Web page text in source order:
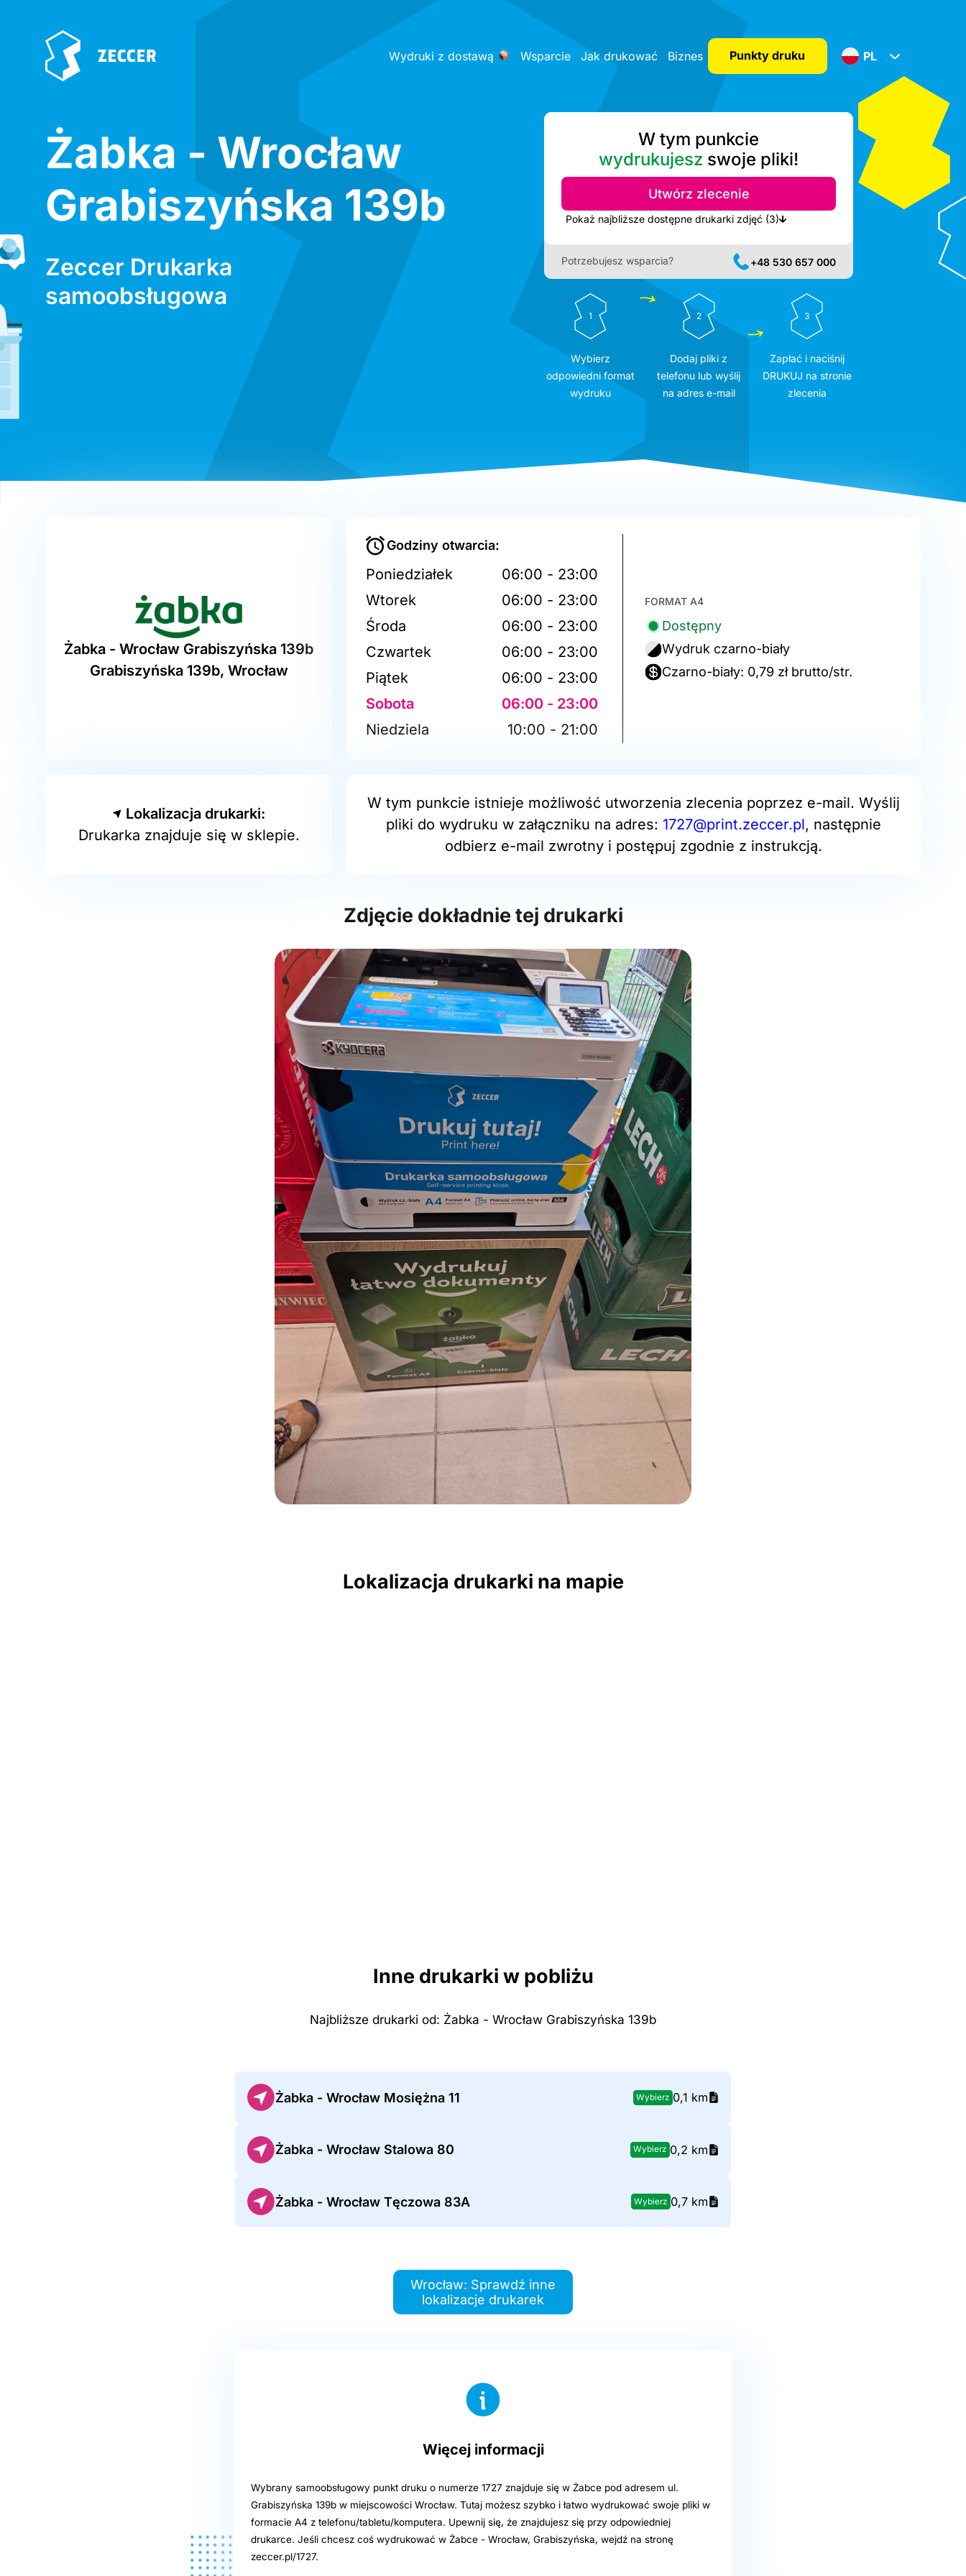
Wydruki z dostawą Wsparcie Jak drukować Biznes Punkty druku PL
Żabka - Wrocław
Grabiszyńska 139b
Zeccer Drukarka
samoobsługowa
W tym punkcie
wydrukujesz swoje pliki!
Utwórz zlecenie
Pokaż najbliższe dostępne drukarki zdjęć (3)
Potrzebujesz wsparcia? +48 530 657 000
1
Wybierz
odpowiedni format
wydruku
2
Dodaj pliki z
telefonu lub wyślij
na adres e-mail
3
Zapłać i naciśnij
DRUKUJ na stronie
zlecenia
Żabka - Wrocław Grabiszyńska 139b
Grabiszyńska 139b, Wrocław
Godziny otwarcia:
Poniedziałek
06:00 - 23:00
Wtorek
06:00 - 23:00
Środa
06:00 - 23:00
Czwartek
06:00 - 23:00
Piątek
06:00 - 23:00
Sobota
06:00 - 23:00
Niedziela
10:00 - 21:00
FORMAT A4
Dostępny
Wydruk czarno-biały
Czarno-biały: 0,79 zł brutto/str.
Lokalizacja drukarki:
Drukarka znajduje się w sklepie.
W tym punkcie istnieje możliwość utworzenia zlecenia poprzez e-mail. Wyślij
pliki do wydruku w załączniku na adres: 1727@print.zeccer.pl, następnie
odbierz e-mail zwrotny i postępuj zgodnie z instrukcją.
Zdjęcie dokładnie tej drukarki
Lokalizacja drukarki na mapie
Inne drukarki w pobliżu
Najbliższe drukarki od: Żabka - Wrocław Grabiszyńska 139b
Żabka - Wrocław Mosiężna 11 Wybierz 0,1 km
Żabka - Wrocław Stalowa 80 Wybierz 0,2 km
Żabka - Wrocław Tęczowa 83A Wybierz 0,7 km
Wrocław: Sprawdź inne
lokalizacje drukarek
Więcej informacji
Wybrany samoobsługowy punkt druku o numerze 1727 znajduje się w Żabce pod adresem ul.
Grabiszyńska 139b w miejscowości Wrocław. Tutaj możesz szybko i łatwo wydrukować swoje pliki w
formacie A4 z telefonu/tabletu/komputera. Upewnij się, że znajdujesz się przy odpowiedniej
drukarce. Jeśli chcesz coś wydrukować w Żabce - Wrocław, Grabiszyńska, wejdź na stronę
zeccer.pl/1727.